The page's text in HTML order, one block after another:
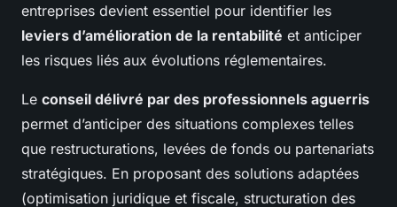
entreprises devient essentiel pour identifier les
leviers d’amélioration de la rentabilité et anticiper
les risques liés aux évolutions réglementaires.
Le conseil délivré par des professionnels aguerris
permet d’anticiper des situations complexes telles
que restructurations, levées de fonds ou partenariats
stratégiques. En proposant des solutions adaptées
(optimisation juridique et fiscale, structuration des